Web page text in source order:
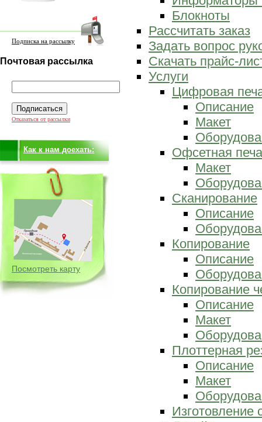
Подписка на рассылку
Почтовая рассылка
Отказаться от рассылки
Как к нам доехать:
Посмотреть карту
Блокноты
Рассчитать заказ
Задать вопрос
Скачать прайс-
Услуги
Цифровая
Описание
Макет
Офсетная
Макет
Сканирование
Описание
Копирование
Описание
Копирование
Описание
Макет
Плоттерная
Описание
Макет
Изготовление